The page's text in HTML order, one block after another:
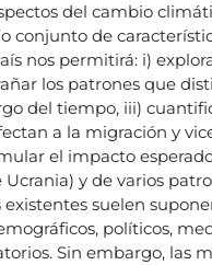
del cambio
conjunto de
nos permitirá: i)
los patrones que
del tiempo, iii)
a la migración y
el impacto
y de varios
suelen
políticos,
Sin embargo, las